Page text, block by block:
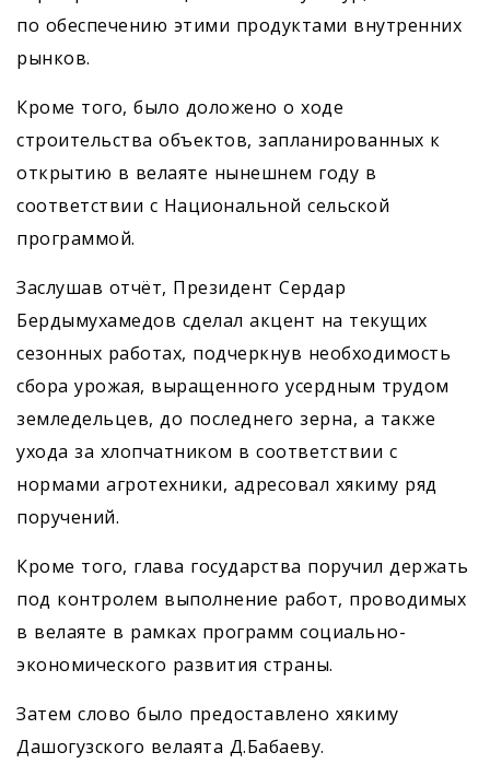
по обеспечению этими продуктами внутренних
рынков.
Кроме того, было доложено о ходе
строительства объектов, запланированных к
открытию в велаяте нынешнем году в
соответствии с Национальной сельской
программой.
Заслушав отчёт, Президент Сердар
Бердымухамедов сделал акцент на текущих
сезонных работах, подчерк­нув необходимость
сбора урожая, выращенного усердным трудом
земледельцев, до последнего зерна, а также
ухода за хлопчатником в соответствии с
нормами агротехники, адресовал хякиму ряд
поручений.
Кроме того, глава государства поручил держать
под контролем выполнение работ, проводимых
в велаяте в рамках программ социально-
экономического развития страны.
Затем слово было предоставлено хякиму
Дашогузского велаята Д.Бабаеву.